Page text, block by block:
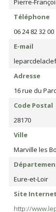
Pierre-
Téléphone
06 24 82 32 00
E-mail
Adresse
16 rue du Parc
Code Postal
28170
Ville
Marville les
Eure-et-Loir
Site Internet
http://